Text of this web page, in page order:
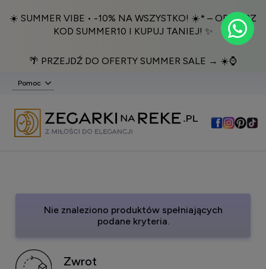
☀️ SUMMER VIBE • -10% NA WSZYSTKO! ☀️* – ODBIERZ
KOD SUMMER10 I KUPUJ TANIEJ! ✨
🌴 PRZEJDŹ DO OFERTY SUMMER SALE → ☀️⌚️
Pomoc
Nie znaleziono produktów spełniających
podane kryteria.
Zwrot